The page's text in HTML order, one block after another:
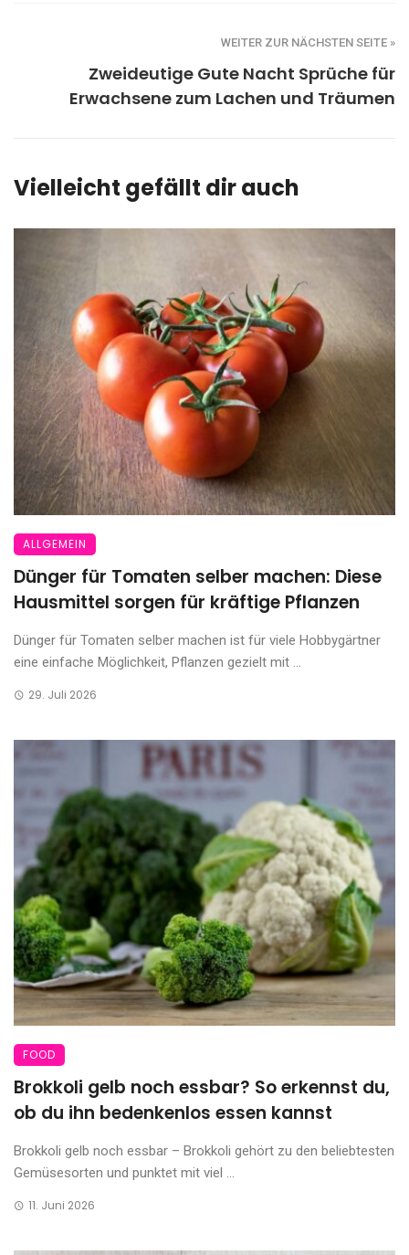
WEITER ZUR NÄCHSTEN SEITE »
Zweideutige Gute Nacht Sprüche für
Erwachsene zum Lachen und Träumen
Vielleicht gefällt dir auch
ALLGEMEIN
Dünger für Tomaten selber machen: Diese
Hausmittel sorgen für kräftige Pflanzen
Dünger für Tomaten selber machen ist für viele Hobbygärtner
eine einfache Möglichkeit, Pflanzen gezielt mit ...
29. Juli 2026
FOOD
Brokkoli gelb noch essbar? So erkennst du,
ob du ihn bedenkenlos essen kannst
Brokkoli gelb noch essbar – Brokkoli gehört zu den beliebtesten
Gemüsesorten und punktet mit viel ...
11. Juni 2026